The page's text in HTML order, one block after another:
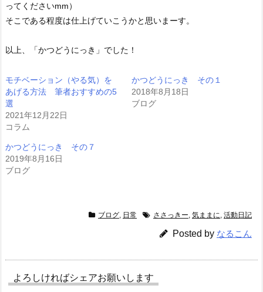
ってくださいmm）
そこである程度は仕上げていこうかと思いまーす。
以上、「かつどうにっき」でした！
モチベーション（やる気）を
あげる方法 筆者おすすめの5
選
2021年12月22日
コラム
かつどうにっき その１
2018年8月18日
ブログ
かつどうにっき その７
2019年8月16日
ブログ
ブログ 日常 ささっきー 気ままに 活動日記
Posted by なるこん
よろしければシェアお願いします